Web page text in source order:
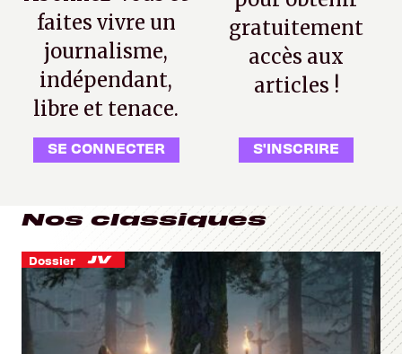
faites vivre un
journalisme,
indépendant,
libre et tenace.
SE CONNECTER
gratuitement
accès aux
articles !
S'INSCRIRE
Nos classiques
Dossier